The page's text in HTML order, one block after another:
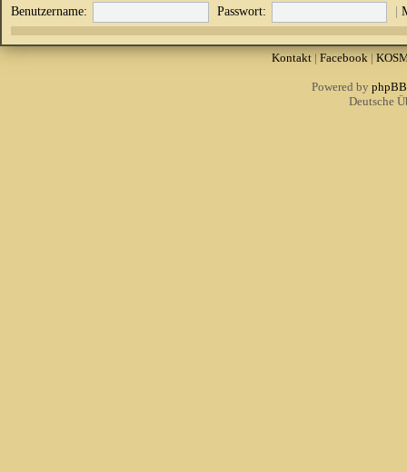
Benutzername: Passwort: |
Kontakt| Facebook|
Powered by phpBB
Deutsche